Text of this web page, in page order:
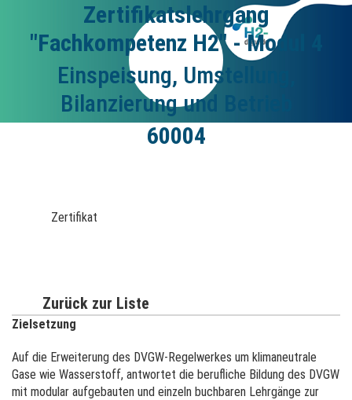
Zertifikatslehrgang
"Fachkompetenz H2" - Modul 4
Einspeisung, Umstellung,
Bilanzierung und Betrieb
60004
Zertifikat
Zurück zur Liste
Zielsetzung
Auf die Erweiterung des DVGW-Regelwerkes um klimaneutrale
Gase wie Wasserstoff, antwortet die berufliche Bildung des DVGW
mit modular aufgebauten und einzeln buchbaren Lehrgänge zur